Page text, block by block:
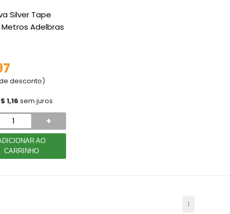
Silver Tape
Adelbras
desconto)
1,16 sem juros
+
AO
CARRINHO
1